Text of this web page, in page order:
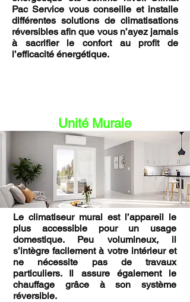
Pac Service vous conseille et installe
différentes solutions de climatisations
réversibles afin que vous n’ayez jamais
à sacrifier le confort au profit de
l’efficacité énergétique.
Unité Murale
Le climatiseur mural est l’appareil le
plus accessible pour un usage
domestique. Peu volumineux, il
s’intègre facilement à votre intérieur et
ne nécessite pas de travaux
particuliers. Il assure également le
chauffage grâce à son système
réversible.